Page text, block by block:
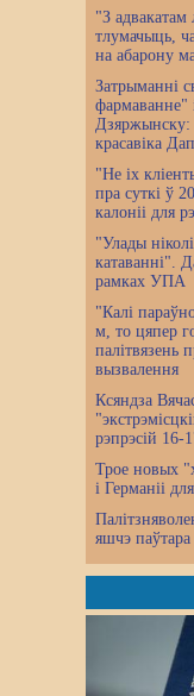
"З
тлумачыць,
на абарону
Затрыманні
фармаванне"
Дзяржынску:
красавіка
"Не іх
пра суткі ў
калоніі для
"Улады
катаванні".
рамках УПА
"Калі
м, то цяпер
палітвязень
вызвалення
Ксяндза
рэпрэсій 16-
Трое новых
і Германіі
яшчэ